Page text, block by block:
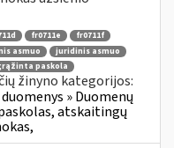
fr0711e
fr0711f
asmuo
juridinis asmuo
paskola
žinyno kategorijos:
» Duomenų
atskaitingų